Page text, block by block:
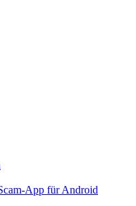
App für Android